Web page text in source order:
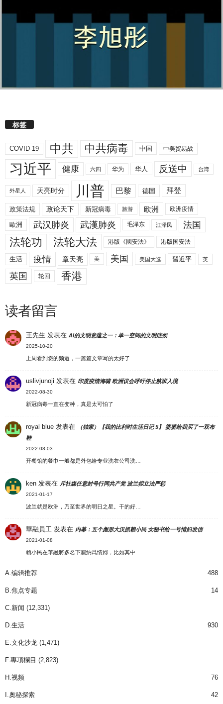
标签
COVID-19 中共 中共病毒 中国 中美贸易战
习近平 健康 六四 华为 华人 反送中 台湾
外星人 天亮时分 川普 巴黎 德国 拜登
政策法规 政论天下 新冠病毒 旅游 欧洲 欧洲疫情
歐洲 武汉肺炎 武漢肺炎 毛泽东 江泽民 法国
法轮功 法轮大法 港版《國安法》 港版国安法
生活 疫情 章天亮 美 美国 美国大选 習近平 英
英国 轮回 香港
读者留言
王先生 发表在AI的文明意蕴之一：单一空间的文明症候
2025-10-20
上周看到您的频道，一篇篇文章写的太好了
uslivjunoji 发表在 印度疫情海啸 欧洲议会呼吁停止航班入境
2022-08-30
新冠病毒一直在变种，真是太可怕了
royal blue 发表在
（独家）【我的比利时生活日记 5】 婆婆给我买了一双布
鞋
2022-08-03
开餐馆的餐巾一般都是外包给专业洗衣公司洗…
ken 发表在 斥社媒任意封号行同共产党 波兰拟立法严惩
2021-01-17
波兰就是欧洲，乃至世界的明日之星。干的好…
華融員工 发表在 内幕：五个彪形大汉抓赖小民 女秘书给一号情妇发信
2021-01-08
賴小民在華融將多名下屬納爲情婦，比如其中…
A.编辑推荐 488
B.焦点专题 14
C.新闻 (12,331)
D.生活 930
E.文化沙龙 (1,471)
F.專項欄目 (2,823)
H.视频 76
I.奧秘探索 42